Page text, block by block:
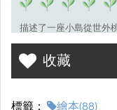
描述了一座小島從世外
行動恢復家園的故事 。
收藏
標籤：
繪本(88)